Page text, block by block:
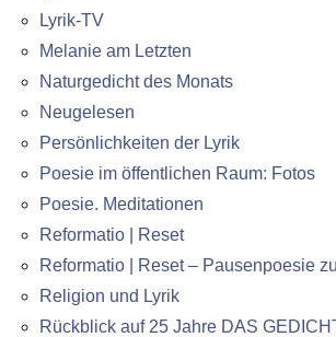
Lyrik-TV
Melanie am Letzten
Naturgedicht des Monats
Neugelesen
Persönlichkeiten der Lyrik
Poesie im öffentlichen Raum: Fotos
Poesie. Meditationen
Reformatio | Reset
Reformatio | Reset – Pausenpoesie
Religion und Lyrik
Rückblick auf 25 Jahre DAS